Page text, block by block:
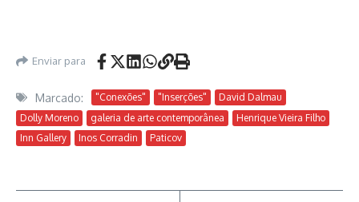
Enviar para
Marcado: "Conexões" "Inserções"
David Dalmau
Dolly Moreno
galeria de arte contemporânea
Henrique Vieira Filho
Inn Gallery
Inos Corradin Paticov